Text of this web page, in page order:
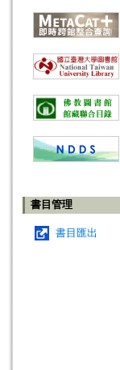
書目管理
書目匯出